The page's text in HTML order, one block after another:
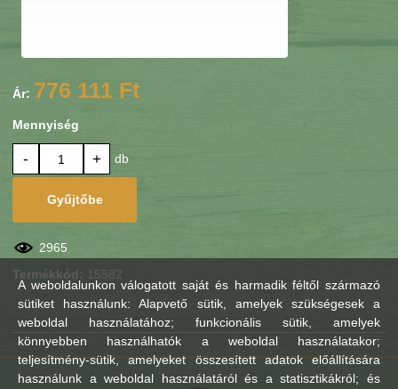
Ár: 776 111 Ft
Mennyiség
- + db
Gyűjtőbe
2965
Termékkód: 15582
A weboldalunkon válogatott saját és harmadik féltől származó
sütiket használunk: Alapvető sütik, amelyek szükségesek a
weboldal használatához; funkcionális sütik, amelyek
könnyebben használhatók a weboldal használatakor;
teljesítmény-sütik, amelyeket összesített adatok előállítására
használunk a weboldal használatáról és a statisztikákról; és